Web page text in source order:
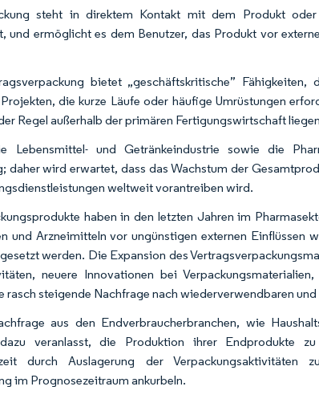
steht in direktem Kontakt mit dem Produkt
und ermöglicht es dem Benutzer, das Produkt vor
bietet „geschäftskritische”
die kurze Läufe oder häufige Umrüstungen
Regel außerhalb der primären Fertigungswirtschaft
Lebensmittel- und Getränkeindustrie sowie die
daher wird erwartet, dass das Wachstum der
weltweit vorantreiben wird.
haben in den letzten Jahren im
und Arzneimitteln vor ungünstigen externen Einflüssen
werden. Die Expansion des
neuere Innovationen bei
rasch steigende Nachfrage nach wiederverwendbaren
aus den Endverbraucherbranchen, wie
dazu veranlasst, die Produktion ihrer Endprodukte
durch Auslagerung der
im Prognosezeitraum ankurbeln.